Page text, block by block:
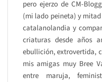
pero ejerzo de CM-
(mi lado peineta) y
catalanolandia y
criaturas desde años
ebullición, extrovertida,
mis amigas muy Bree
entre maruja,